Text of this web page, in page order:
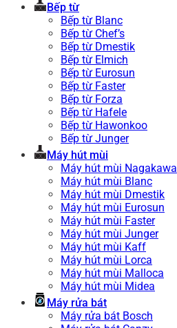
Bếp từ
Bếp từ Blanc
Bếp từ Chef’s
Bếp từ Dmestik
Bếp từ Elmich
Bếp từ Eurosun
Bếp từ Faster
Bếp từ Forza
Bếp từ Hafele
Bếp từ Hawonkoo
Bếp từ Junger
Máy hút mùi
Máy hút mùi Nagakawa
Máy hút mùi Blanc
Máy hút mùi Dmestik
Máy hút mùi Eurosun
Máy hút mùi Faster
Máy hút mùi Junger
Máy hút mùi Kaff
Máy hút mùi Lorca
Máy hút mùi Malloca
Máy hút mùi Midea
Máy rửa bát
Máy rửa bát Bosch